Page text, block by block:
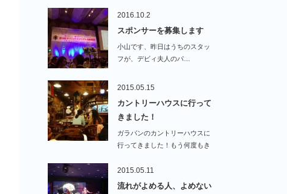
2016.10.2
スポンサーを募集します
小山です、昨日はうちのスタッ
フが、デビィ夫人のパ…
2015.05.15
カントリーハウスに行って
きました！
ガラパンのカントリーハウスに
行ってきました！もう何度もき
2015.05.11
流れがよめる人、よめない